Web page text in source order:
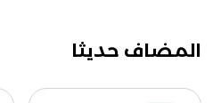
المضاف حديثا